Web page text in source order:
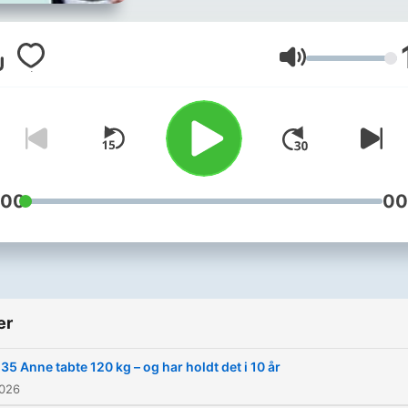
træningsfysiolog Henrik
der nok er mest kendt som
programmet “Ekstremt
Henrik har udover sin
vidensskabelige
+20 års erfaring som
“sunde vaner med succes”
www.inspire-institute.dk
Lydstyrke
Anne tabte 120 kg – og har holdt det i 10 år